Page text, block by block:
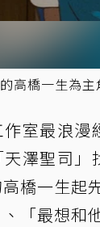
高橋一生為
室最浪漫
澤聖司」
橋一生起
「最想和